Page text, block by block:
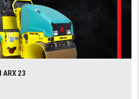
ARX 23